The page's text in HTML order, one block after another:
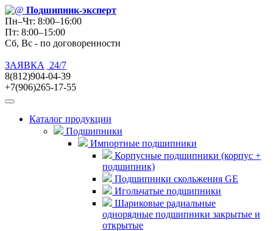
Подшипник-эксперт
Пн–Чт: 8:00–16:00
Пт: 8:00–15:00
Сб, Вс - по договоренности
ЗАЯВКА
24/7
8(812)904-04-39
+7(906)265-17-55
Каталог продукции
Подшипники
Импортные подшипники
Корпусные подшипники (корпус +
подшипник)
Подшипники скольжения GE
Игольчатые подшипники
Шариковые радиальные
однорядные подшипники закрытые и
открытые